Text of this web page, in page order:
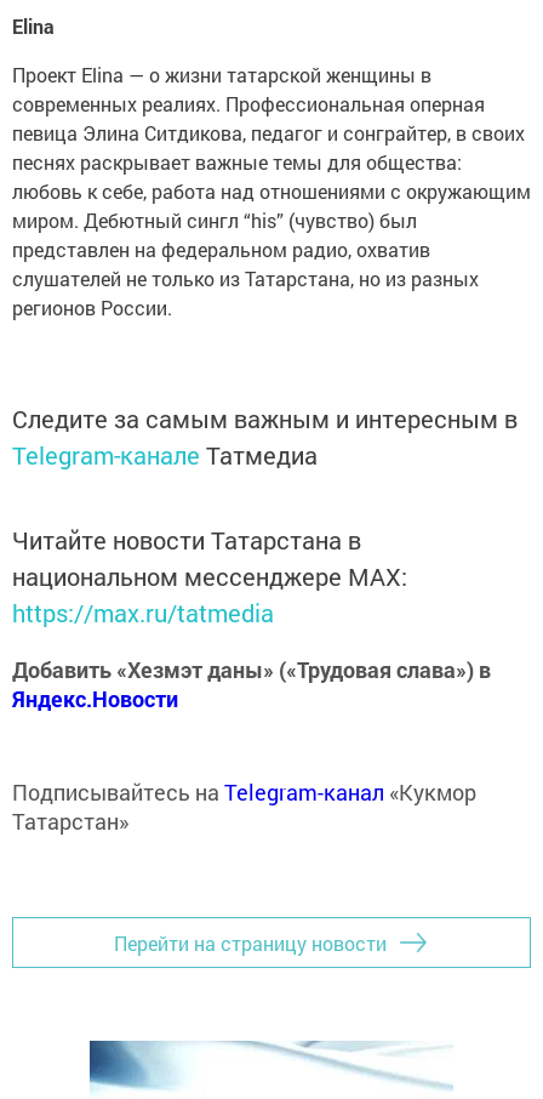
Elina
Проект Elina — о жизни татарской женщины в
современных реалиях. Профессиональная оперная
певица Элина Ситдикова, педагог и сонграйтер, в своих
песнях раскрывает важные темы для общества:
любовь к себе, работа над отношениями с окружающим
миром. Дебютный сингл “his” (чувство) был
представлен на федеральном радио, охватив
слушателей не только из Татарстана, но из разных
регионов России.
Следите за самым важным и интересным в
Telegram-канале Татмедиа
Читайте новости Татарстана в
национальном мессенджере MАХ:
https://max.ru/tatmedia
Добавить «Хезмэт даны» («Трудовая слава») в
Яндекс.Новости
Подписывайтесь на Telegram-канал «Кукмор
Татарстан»
Перейти на страницу новости